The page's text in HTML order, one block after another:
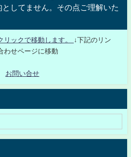
してません。その点ご理解いた
リックで移動します。
↓下記のリン
わせページに移動
お問い合せ